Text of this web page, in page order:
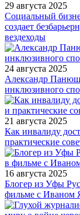
29 августа 2025
Социальный
создает
вездеходы
24 августа 2025
Александр
инклюзивного
21 августа 2025
Как инвалиду
практические
16 августа 2025
Блогер из Уфы
фильме с Иваном